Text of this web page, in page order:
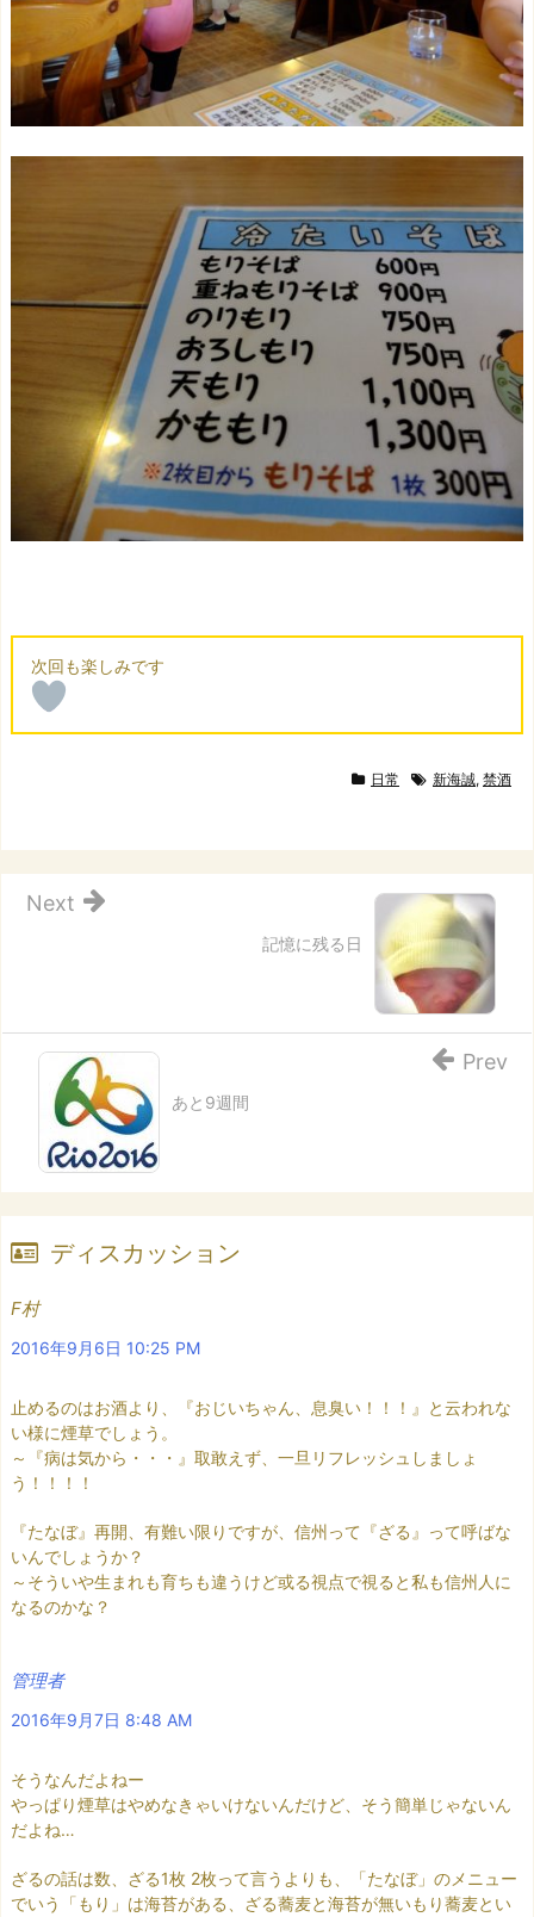
日常 新海誠, 禁酒
記憶に残る日
Next
あと9週間
Prev
ディスカッション
F村
2016年9月6日 10:25 PM
止めるのはお酒より、『おじいちゃん、息臭い！！！』と云われな
い様に煙草でしょう。
～『病は気から・・・』取敢えず、一旦リフレッシュしましょ
う！！！！
『たなぼ』再開、有難い限りですが、信州って『ざる』って呼ばな
いんでしょうか？
～そういや生まれも育ちも違うけど或る視点で視ると私も信州人に
なるのかな？
管理者
2016年9月7日 8:48 AM
そうなんだよねー
やっぱり煙草はやめなきゃいけないんだけど、そう簡単じゃないん
だよね…
ざるの話は数、ざる1枚 2枚って言うよりも、「たなぼ」のメニュー
でいう「もり」は海苔がある、ざる蕎麦と海苔が無いもり蕎麦とい